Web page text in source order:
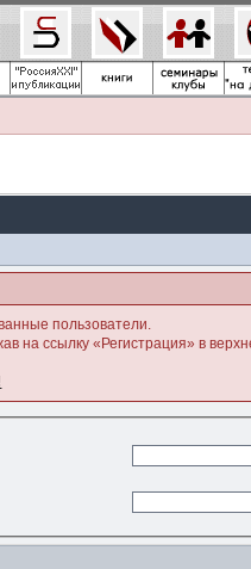
пользователи.
на ссылку «Регистрация» в